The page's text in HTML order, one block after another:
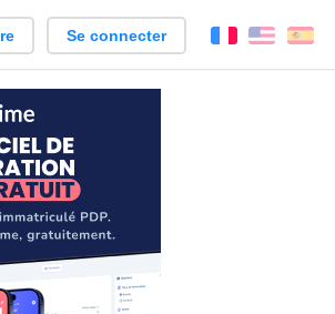
Se connecter FrançaisEnglish